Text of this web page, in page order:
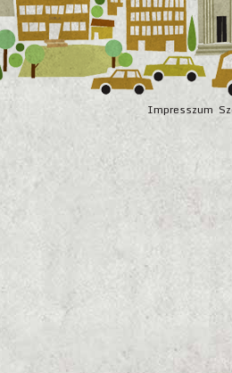
Impresszum